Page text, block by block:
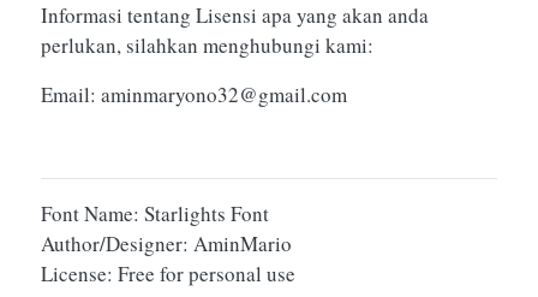
Informasi tentang Lisensi apa yang akan anda
perlukan, silahkan menghubungi kami:
Email: aminmaryono32@gmail.com
Font Name: Starlights Font
Author/Designer: AminMario
License: Free for personal use